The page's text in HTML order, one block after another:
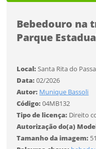
Bebedouro na
Parque
Local:Santa Rita do
Data:02/2026
Autor: Munique Bassoli
Código:04MB132
Tipo de licença: Direito
Autorização do(a)
Tamanho da imagem:
Tamanho
Tipo de projeto
Selecione
Formato
Tamanho
Desejo receber
Li e concordo com os
Tamanho